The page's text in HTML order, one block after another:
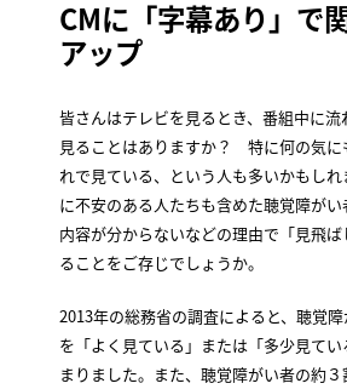
CMに「字幕あり」で
アップ
皆さんはテレビを見るとき、番組中に流
見ることはありますか？ 特に何の気に
れで見ている、という人も多いかもし
に不安のある人たちも含めた聴覚障が
内容が分からないなどの理由で「見飛
ることをご存じでしょうか。
2013年の総務省の調査によると、聴覚
を「よく見ている」または「多少見て
まりました。また、聴覚障がい者の約